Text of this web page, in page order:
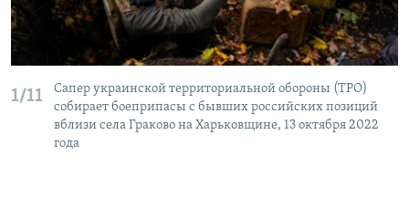
1/11
Сапер украинской территориальной обороны (ТРО)
собирает боеприпасы с бывших российских позиций
вблизи села Граково на Харьковщине, 13 октября 2022
года